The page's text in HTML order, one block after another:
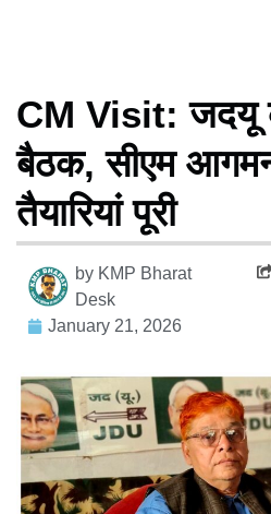
CM Visit: जदयू
बैठक, सीएम
तैयारियां पूरी
by KMP Bharat
Desk
January 21, 2026